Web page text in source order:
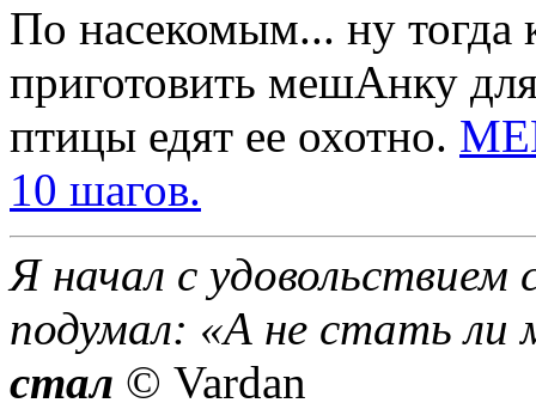
По насекомым... ну тогда
приготовить мешАнку
птицы едят ее охотно.
10 шагов.
Я начал с
подумал: «А не стать ли
стал © Vardan